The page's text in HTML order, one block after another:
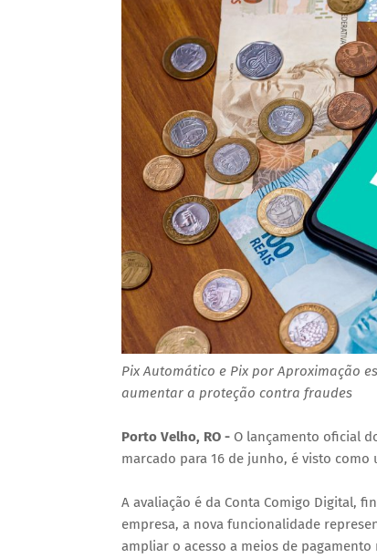
Pix Automático e Pix por Aproximação
aumentar a proteção contra fraudes
Porto Velho, RO - O lançamento oficial
marcado para 16 de junho, é visto
A avaliação é da Conta Comigo Digital,
empresa, a nova funcionalidade
ampliar o acesso a meios de